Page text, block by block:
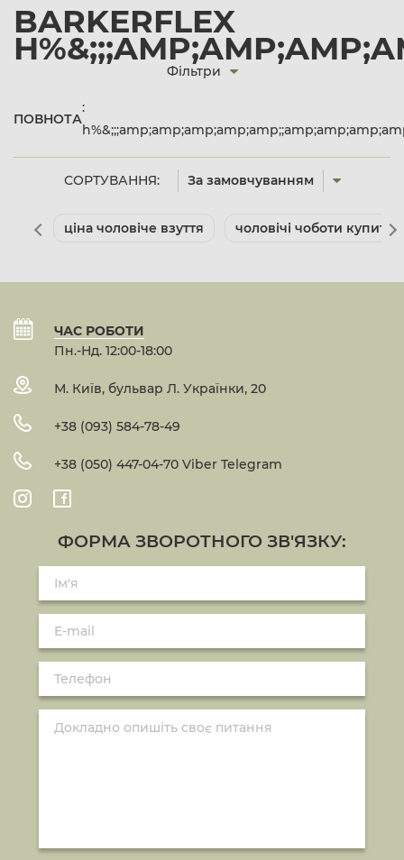
BARKERFLEX
СОРТУВАННЯ: За замовчуванням
Фільтри
ПОВНОТА
:
ціна чоловіче взуття чоловічі чоботи купити
ЧАС РОБОТИ
Пн.-Нд. 12:00-18:00
М. Київ, бульвар Л. Українки, 20
+38 (093) 584-78-49
+38 (050) 447-04-70 Viber Telegram
ФОРМА ЗВОРОТНОГО ЗВ'ЯЗКУ: